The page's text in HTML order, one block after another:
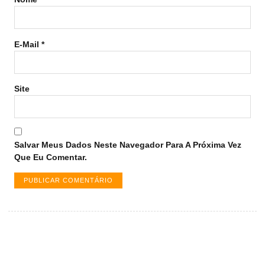
E-Mail *
Site
Salvar Meus Dados Neste Navegador Para A Próxima Vez
Que Eu Comentar.